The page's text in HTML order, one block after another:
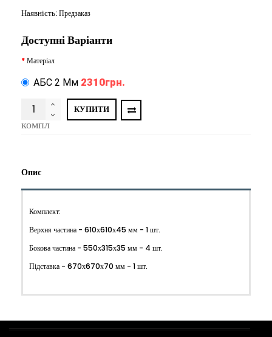
Наявність:Предзаказ
Доступні Варіанти
Матеріал
АБС 2 Мм 2310грн.
компл
КУПИТИ
Опис
Комплект:
Верхня частина - 610х610х45 мм - 1 шт.
Бокова частина - 550х315х35 мм - 4 шт.
Підставка - 670х670х70 мм - 1 шт.